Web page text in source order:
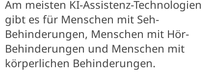
Am meisten KI-Assistenz-Technologien
gibt es für Menschen mit Seh-
Behinderungen, Menschen mit Hör-
Behinderungen und Menschen mit
körperlichen Behinderungen.